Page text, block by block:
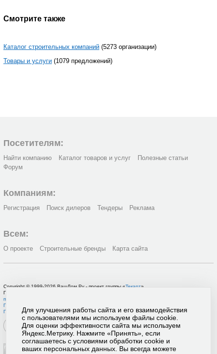
Смотрите также
Каталог строительных компаний (5273 организации)
Товары и услуги (1079 предложений)
Посетителям:
Найти компанию Каталог товаров и услуг
Полезные статьи
Форум
Компаниям:
Регистрация Поиск дилеров Тендеры Реклама
Всем:
О проекте Строительные бренды Карта сайта
Copyright © 1999-2026 ВашДом.Ру - проект группы «Текарт»
По вопросам связанным с работой портала вы можете связаться с нашей
поддержки
Политика в отношении обработки персональных данных
Пользовательское соглашение
Для улучшения работы сайта и его взаимодействия
с пользователями мы используем файлы cookie.
Для оценки эффективности сайта мы используем
Яндекс.Метрику. Нажмите «Принять», если
соглашаетесь с условиями обработки cookie и
ваших персональных данных. Вы всегда можете